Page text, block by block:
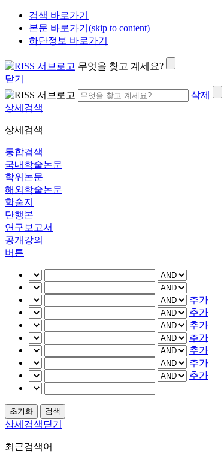
검색 바로가기
본문 바로가기(skip to content)
하단정보 바로가기
무엇을 찾고 계세요?
닫기
삭제
상세검색
상세검색
통합검색
국내학술논문
학위논문
해외학술논문
학술지
단행본
연구보고서
공개강의
버튼
추가
추가
추가
추가
추가
추가
추가
상세검색닫기
최근검색어